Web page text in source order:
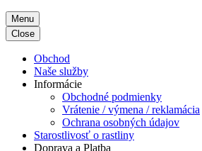
Menu
Close
Obchod
Naše služby
Informácie
Obchodné podmienky
Vrátenie / výmena / reklamácia
Ochrana osobných údajov
Starostlivosť o rastliny
Doprava a Platba